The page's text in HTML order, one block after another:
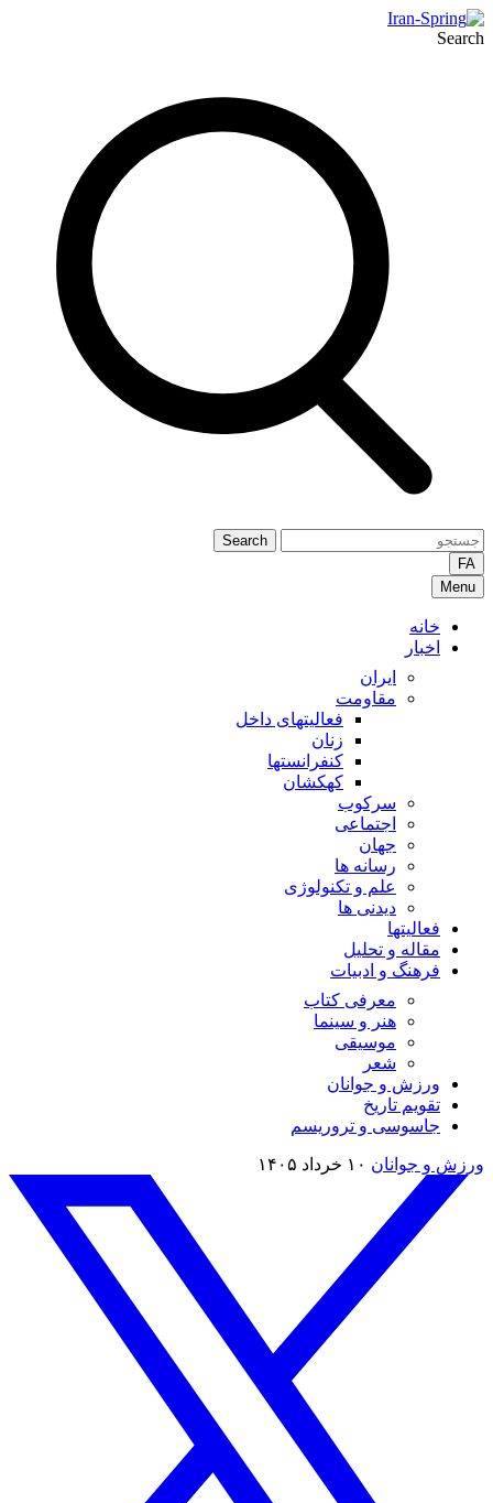
Search
Search
FA
Menu
خانه
اخبار
ایران
مقاومت
فعالیتهای داخل
زنان
کنفرانستها
کهکشان
سرکوب
اجتماعی
جهان
رسانه ها
علم و تکنولوژی
دیدنی ها
فعالیتها
مقاله و تحلیل
فرهنگ و ادبیات
معرفی کتاب
هنر و سینما
موسیقی
شعر
ورزش و جوانان
تقویم تاريخ
جاسوسی و تروریسم
ورزش و جوانان ۱۰ خرداد ۱۴۰۵